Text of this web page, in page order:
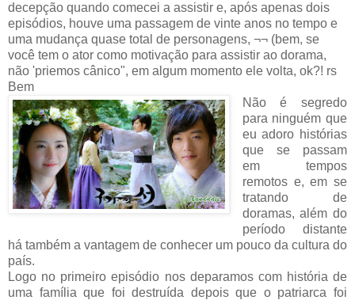
decepção quando comecei a assistir e, após apenas dois
episódios, houve uma passagem de vinte anos no tempo e
uma mudança quase total de personagens, ¬¬ (bem, se
você tem o ator como motivação para assistir ao dorama,
não 'priemos cânico", em algum momento ele volta, ok?! rs
Bem
Não é segredo
para ninguém que
eu adoro histórias
que se passam
em tempos
remotos e, em se
tratando de
doramas, além do
período distante
há também a vantagem de conhecer um pouco da cultura do
país.
Logo no primeiro episódio nos deparamos com história de
uma família que foi destruída depois que o patriarca foi